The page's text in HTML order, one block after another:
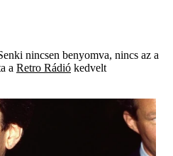
nincsen benyomva, nincs az a
a Retro Rádió kedvelt